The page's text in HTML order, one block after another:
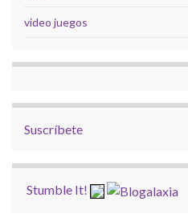
video juegos
Suscríbete
Stumble It!